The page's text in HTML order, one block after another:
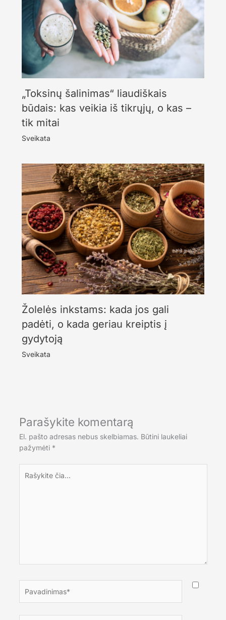
„Toksinų šalinimas“ liaudiškais
būdais: kas veikia iš tikrųjų, o kas –
tik mitai
Sveikata
Žolelės inkstams: kada jos gali
padėti, o kada geriau kreiptis į
gydytoją
Sveikata
Parašykite komentarą
El. pašto adresas nebus skelbiamas. Būtini laukeliai
pažymėti *
čia...